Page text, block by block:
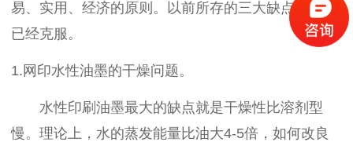
易、实用、经济的原则。以前所存的三大缺点，现在
已经克服。
1. 网印水性油墨的干燥问题。
水性印刷油墨最大的缺点就是干燥性比溶剂型
慢。理论上，水的蒸发能量比油大4-5倍，如何改良